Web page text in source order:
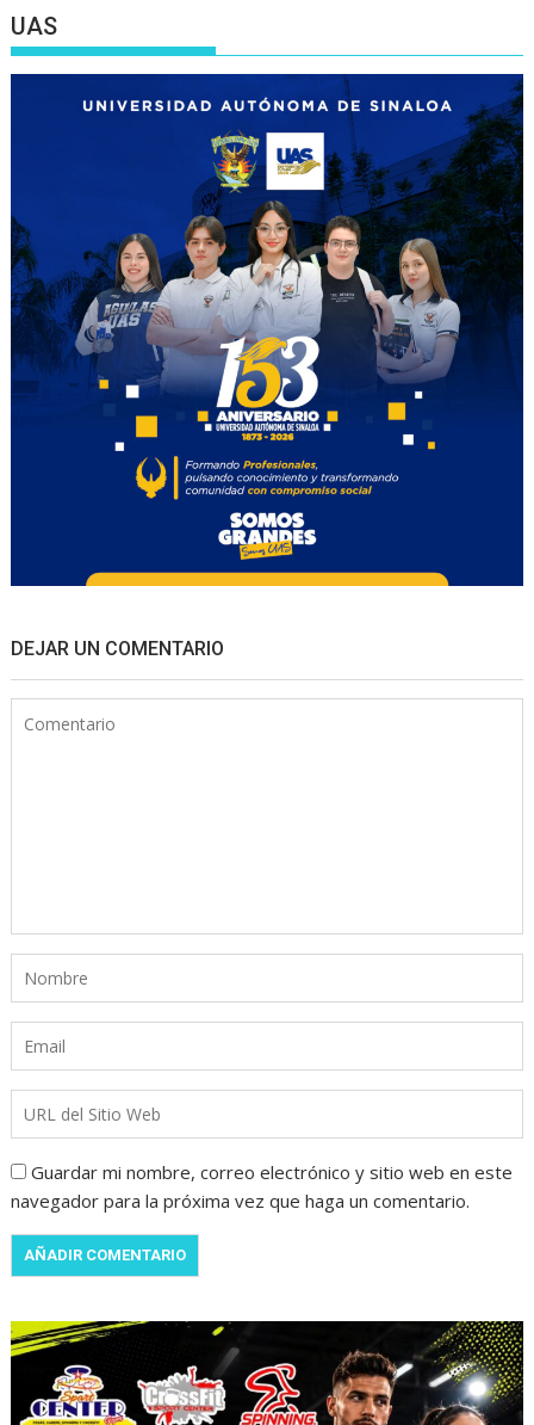
UAS
DEJAR UN COMENTARIO
Guardar mi nombre, correo electrónico y sitio web en este
navegador para la próxima vez que haga un comentario.